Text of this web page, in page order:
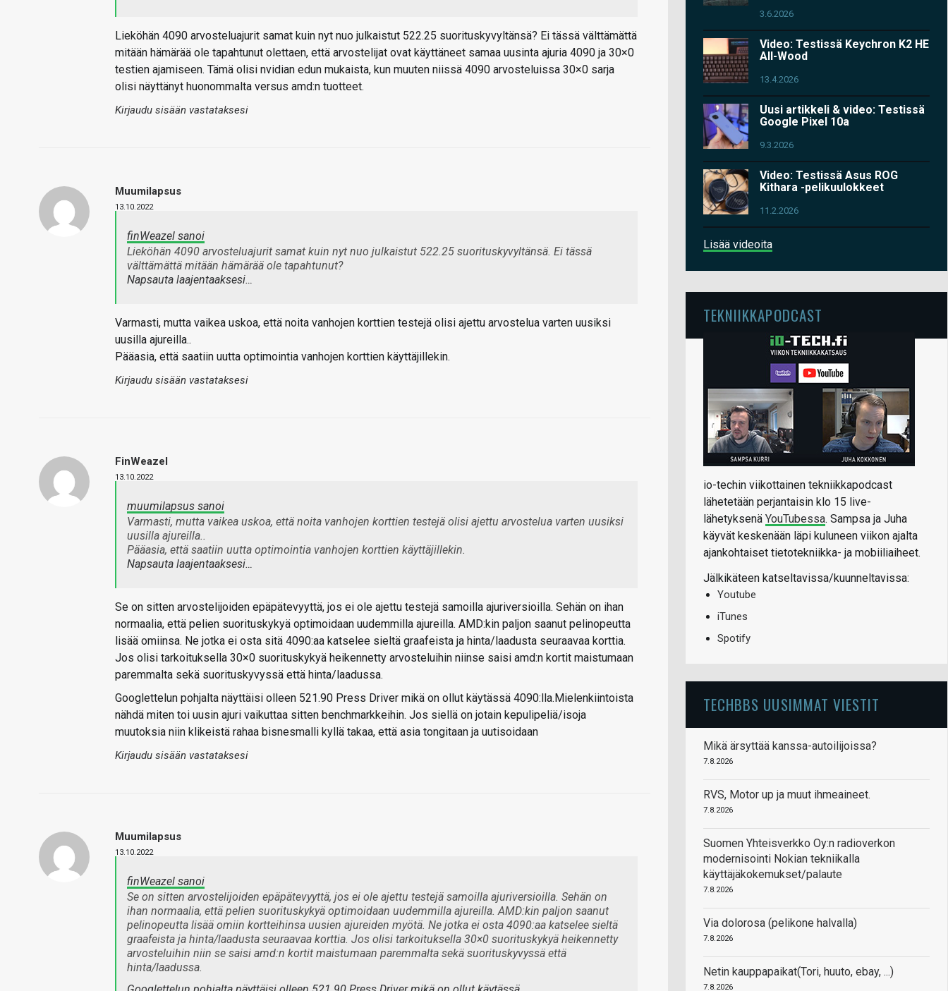
Lieköhän 4090 arvosteluajurit samat kuin nyt nuo julkaistut 522.25 suorituskyvyltänsä? Ei tässä välttämättä
mitään hämärää ole tapahtunut olettaen, että arvostelijat ovat käyttäneet samaa uusinta ajuria 4090 ja 30×0
testien ajamiseen. Tämä olisi nvidian edun mukaista, kun muuten niissä 4090 arvosteluissa 30×0 sarja
olisi näyttänyt huonommalta versus amd:n tuotteet.
Kirjaudu sisään vastataksesi
Muumilapsus
13.10.2022
finWeazel sanoi
Lieköhän 4090 arvosteluajurit samat kuin nyt nuo julkaistut 522.25 suorituskyvyltänsä. Ei tässä
välttämättä mitään hämärää ole tapahtunut?
Napsauta laajentaaksesi…
Varmasti, mutta vaikea uskoa, että noita vanhojen korttien testejä olisi ajettu arvostelua varten uusiksi
uusilla ajureilla..
Pääasia, että saatiin uutta optimointia vanhojen korttien käyttäjillekin.
Kirjaudu sisään vastataksesi
FinWeazel
13.10.2022
muumilapsus sanoi
Varmasti, mutta vaikea uskoa, että noita vanhojen korttien testejä olisi ajettu arvostelua varten uusiksi
uusilla ajureilla..
Pääasia, että saatiin uutta optimointia vanhojen korttien käyttäjillekin.
Napsauta laajentaaksesi…
Se on sitten arvostelijoiden epäpätevyyttä, jos ei ole ajettu testejä samoilla ajuriversioilla. Sehän on ihan
normaalia, että pelien suorituskykyä optimoidaan uudemmilla ajureilla. AMD:kin paljon saanut pelinopeutta
lisää omiinsa. Ne jotka ei osta sitä 4090:aa katselee sieltä graafeista ja hinta/laadusta seuraavaa korttia.
Jos olisi tarkoituksella 30×0 suorituskykyä heikennetty arvosteluihin niinse saisi amd:n kortit maistumaan
paremmalta sekä suorituskyvyssä että hinta/laadussa.
Googlettelun pohjalta näyttäisi olleen 521.90 Press Driver mikä on ollut käytässä 4090:lla.Mielenkiintoista
nähdä miten toi uusin ajuri vaikuttaa sitten benchmarkkeihin. Jos siellä on jotain kepulipeliä/isoja
muutoksia niin klikeistä rahaa bisnesmalli kyllä takaa, että asia tongitaan ja uutisoidaan
Kirjaudu sisään vastataksesi
Muumilapsus
13.10.2022
finWeazel sanoi
Se on sitten arvostelijoiden epäpätevyyttä, jos ei ole ajettu testejä samoilla ajuriversioilla. Sehän on
ihan normaalia, että pelien suorituskykyä optimoidaan uudemmilla ajureilla. AMD:kin paljon saanut
pelinopeutta lisää omiin kortteihinsa uusien ajureiden myötä. Ne jotka ei osta 4090:aa katselee sieltä
graafeista ja hinta/laadusta seuraavaa korttia. Jos olisi tarkoituksella 30×0 suorituskykyä heikennetty
arvosteluihin niin se saisi amd:n kortit maistumaan paremmalta sekä suorituskyvyssä että
hinta/laadussa.
3.6.2026
Video: Testissä Keychron K2 HE
All-Wood
13.4.2026
Uusi artikkeli & video: Testissä
Google Pixel 10a
9.3.2026
Video: Testissä Asus ROG
Kithara -pelikuulokkeet
11.2.2026
Lisää videoita
TEKNIIKKAPODCAST
io-techin viikottainen tekniikkapodcast
lähetetään perjantaisin klo 15 live-
lähetyksenä YouTubessa. Sampsa ja Juha
käyvät keskenään läpi kuluneen viikon ajalta
ajankohtaiset tietotekniikka- ja mobiiliaiheet.
Jälkikäteen katseltavissa/kuunneltavissa:
Youtube
iTunes
Spotify
TECHBBS UUSIMMAT VIESTIT
Mikä ärsyttää kanssa-autoilijoissa?
7.8.2026
RVS, Motor up ja muut ihmeaineet.
7.8.2026
Suomen Yhteisverkko Oy:n radioverkon
modernisointi Nokian tekniikalla
käyttäjäkokemukset/palaute
7.8.2026
Via dolorosa (pelikone halvalla)
7.8.2026
Netin kauppapaikat(Tori, huuto, ebay, ...)
7.8.2026